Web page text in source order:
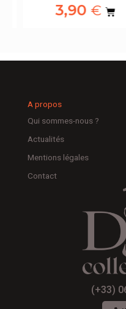
3,90€
A propos
Qui sommes-nous ?
Actualités
Mentions légales
Contact
(+33)